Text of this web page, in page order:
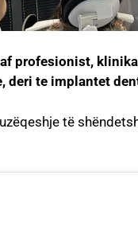
profesionist,
deri te implantet
të